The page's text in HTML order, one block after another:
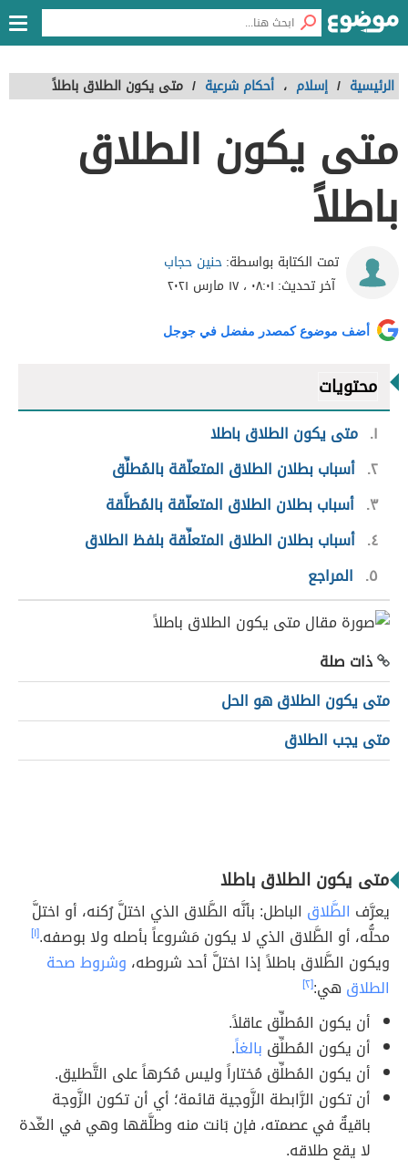
الرئيسية / إسلام ، أحكام شرعية / متى يكون الطلاق باطلاً
متى يكون الطلاق
باطلاً
تمت الكتابة بواسطة:حنين حجاب
آخر تحديث: ٠٨:٠١ ، ١٧ مارس ٢٠٢١
أضف موضوع كمصدر مفضل في جوجل
محتويات
١ متى يكون الطلاق باطلا
٢ أسباب بطلان الطلاق المتعلّقة بالمُطلِّق
٣ أسباب بطلان الطلاق المتعلّقة بالمُطلَّقة
٤ أسباب بطلان الطلاق المتعلِّقة بلفظ الطلاق
٥
المراجع
ذات صلة
متى يكون الطلاق هو الحل
متى يجب الطلاق
متى يكون الطلاق باطلا
يعرَّف الطَّلاق الباطل: بأنَّه الطَّلاق الذي اختلَّ رُكنه، أو اختلَّ
محلُّه، أو الطَّلاق الذي لا يكون مَشروعاً بأصله ولا بوصفه.[١]
ويكون الطَّلاق باطلاً إذا اختلَّ أحد شروطه، وشروط صحة
الطلاق هي:[٢]
أن يكون المُطلِّق عاقلاً.
أن يكون المُطلِّق بالغاً.
أن يكون المُطلِّق مُختاراً وليس مُكرهاً على التَّطليق.
أن تكون الرَّابطة الزَّوجية قائمة؛ أي أن تكون الزَّوجة
باقيةٌ في عصمته، فإن بَانت منه وطلَّقها وهي في العِّدة
لا يقع طلاقه.